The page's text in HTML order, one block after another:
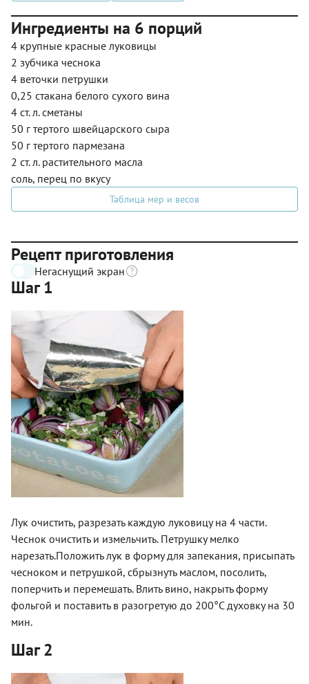
Ингредиенты на 6 порций
4 крупные красные луковицы
2 зубчика чеснока
4 веточки петрушки
0,25 стакана белого сухого вина
4 ст. л. сметаны
50 г тертого швейцарского сыра
50 г тертого пармезана
2 ст. л. растительного масла
соль, перец по вкусу
Таблица мер и весов
Рецепт приготовления
Негаснущий экран
Шаг 1
Лук очистить, разрезать каждую луковицу на 4 части.
Чеснок очистить и измельчить. Петрушку мелко
нарезать.Положить лук в форму для запекания, присыпать
чесноком и петрушкой, сбрызнуть маслом, посолить,
поперчить и перемешать. Влить вино, накрыть форму
фольгой и поставить в разогретую до 200°С духовку на 30
мин.
Шаг 2